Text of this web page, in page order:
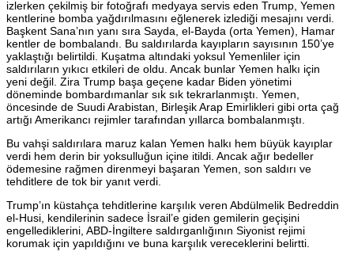
izlerken çekilmiş bir fotoğrafı medyaya servis eden Trump, Yemen
kentlerine bomba yağdırılmasını eğlenerek izlediği mesajını verdi.
Başkent Sana’nın yanı sıra Sayda, el-Bayda (orta Yemen), Hamar
kentler de bombalandı. Bu saldırılarda kayıpların sayısının 150’ye
yaklaştığı belirtildi. Kuşatma altındaki yoksul Yemenliler için
saldırıların yıkıcı etkileri de oldu. Ancak bunlar Yemen halkı için
yeni değil. Zira Trump başa geçene kadar Biden yönetimi
döneminde bombardımanlar sık sık tekrarlanmıştı. Yemen,
öncesinde de Suudi Arabistan, Birleşik Arap Emirlikleri gibi orta çağ
artığı Amerikancı rejimler tarafından yıllarca bombalanmıştı.
Bu vahşi saldırılara maruz kalan Yemen halkı hem büyük kayıplar
verdi hem derin bir yoksulluğun içine itildi. Ancak ağır bedeller
ödemesine rağmen direnmeyi başaran Yemen, son saldırı ve
tehditlere de tok bir yanıt verdi.
Trump’ın küstahça tehditlerine karşılık veren Abdülmelik Bedreddin
el-Husi, kendilerinin sadece İsrail’e giden gemilerin geçişini
engellediklerini, ABD-İngiltere saldırganlığının Siyonist rejimi
korumak için yapıldığını ve buna karşılık vereceklerini belirtti.